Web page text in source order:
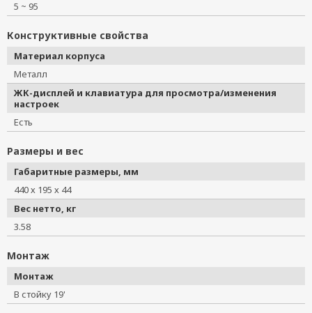
5 ~ 95
Конструктивные свойства
Материал корпуса
Металл
ЖК-дисплей и клавиатура для просмотра/изменения
настроек
Есть
Размеры и вес
Габаритные размеры, мм
440 х 195 х 44
Вес нетто, кг
3.58
Монтаж
Монтаж
В стойку 19'